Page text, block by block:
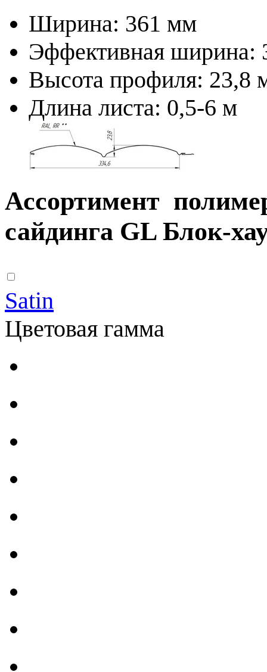
Ширина: 361 мм
Эффективная ширина:
Высота профиля: 23,8
Длина листа: 0,5-6 м
Ассортимент
сайдинга GL Блок-
Satin
Цветовая гамма